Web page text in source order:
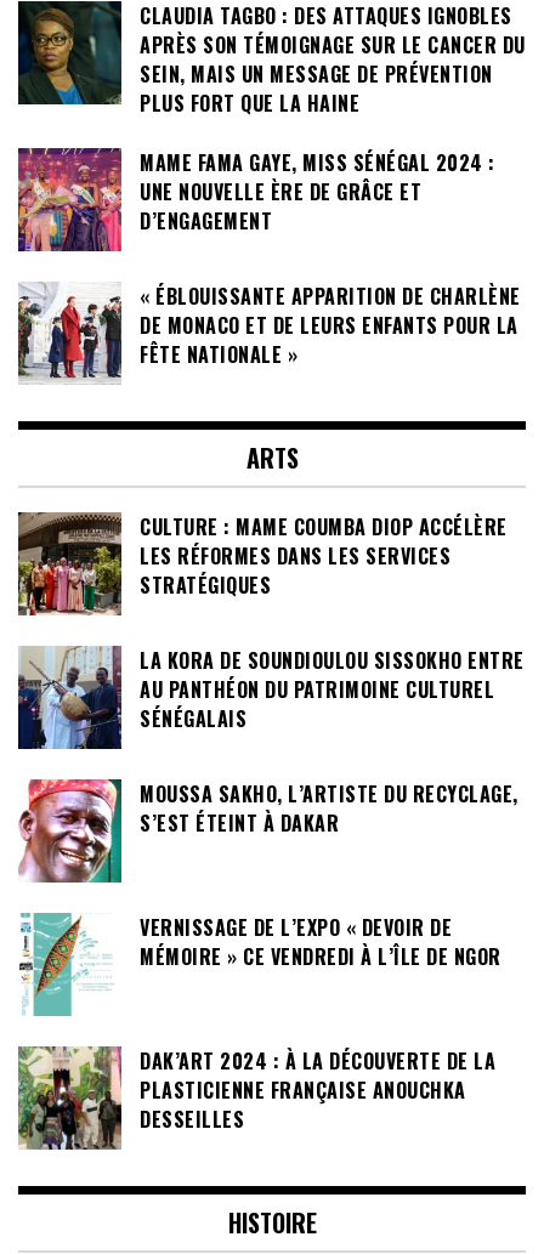
CLAUDIA TAGBO : DES ATTAQUES IGNOBLES
APRÈS SON TÉMOIGNAGE SUR LE CANCER DU
SEIN, MAIS UN MESSAGE DE PRÉVENTION
PLUS FORT QUE LA HAINE
MAME FAMA GAYE, MISS SÉNÉGAL 2024 :
UNE NOUVELLE ÈRE DE GRÂCE ET
D’ENGAGEMENT
« ÉBLOUISSANTE APPARITION DE CHARLÈNE
DE MONACO ET DE LEURS ENFANTS POUR LA
FÊTE NATIONALE »
ARTS
CULTURE : MAME COUMBA DIOP ACCÉLÈRE
LES RÉFORMES DANS LES SERVICES
STRATÉGIQUES
LA KORA DE SOUNDIOULOU SISSOKHO ENTRE
AU PANTHÉON DU PATRIMOINE CULTUREL
SÉNÉGALAIS
MOUSSA SAKHO, L’ARTISTE DU RECYCLAGE,
S’EST ÉTEINT À DAKAR
VERNISSAGE DE L’EXPO « DEVOIR DE
MÉMOIRE » CE VENDREDI À L’ÎLE DE NGOR
DAK’ART 2024 : À LA DÉCOUVERTE DE LA
PLASTICIENNE FRANÇAISE ANOUCHKA
DESSEILLES
HISTOIRE